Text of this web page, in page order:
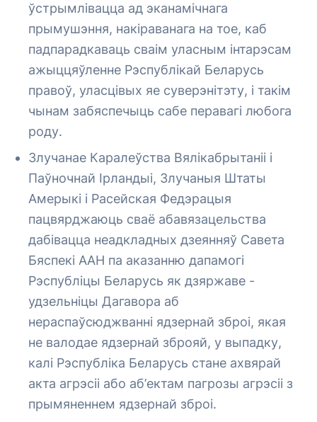
ўстрымлівацца ад эканамічнага
прымушэння, накіраванага на тое, каб
падпарадкаваць сваім уласным інтарэсам
ажыццяўленне Рэспублікай Беларусь
правоў, уласцівых яе суверэнітэту, і такім
чынам забяспечыць сабе перавагі любога
роду.
Злучанае Каралеўства Вялікабрытаніі і
Паўночнай Ірландыі, Злучаныя Штаты
Амерыкі і Расейская Федэрацыя
пацвярджаюць сваё абавязацельства
дабівацца неадкладных дзеянняў Савета
Бяспекі ААН па аказанню дапамогі
Рэспубліцы Беларусь як дзяржаве -
удзельніцы Дагавора аб
нераспаўсюджванні ядзернай зброі, якая
не валодае ядзернай зброяй, у выпадку,
калі Рэспубліка Беларусь стане ахвярай
акта агрэсіі або аб’ектам пагрозы агрэсіі з
прымяненнем ядзернай зброі.